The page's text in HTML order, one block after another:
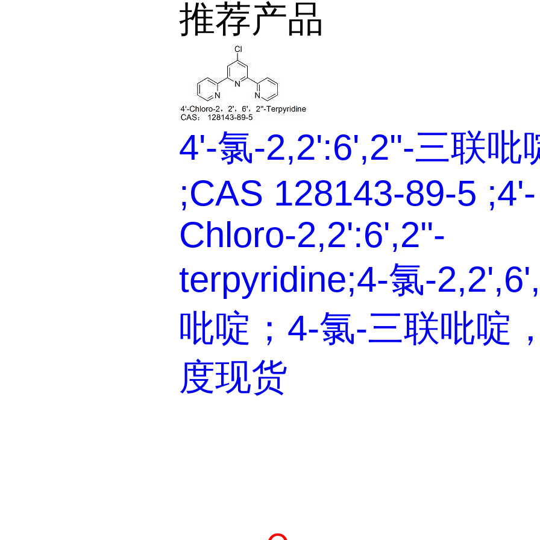
推荐产品
4'-氯-2,2':6',2''-三联吡
;CAS 128143-89-5 ;4'-
Chloro-2,2':6',2''-
terpyridine;4-氯-
吡啶；4-氯-三联吡啶
度现货